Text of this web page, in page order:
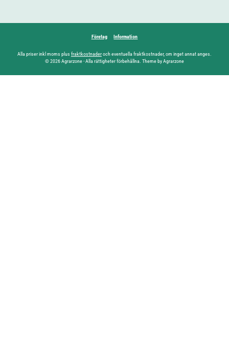
Företag Information
Alla priser inkl moms plus fraktkostnaderoch eventuella fraktkostnader, om inget annat anges.
© 2026 Agrarzone - Alla rättigheter förbehållna. Theme by Agrarzone